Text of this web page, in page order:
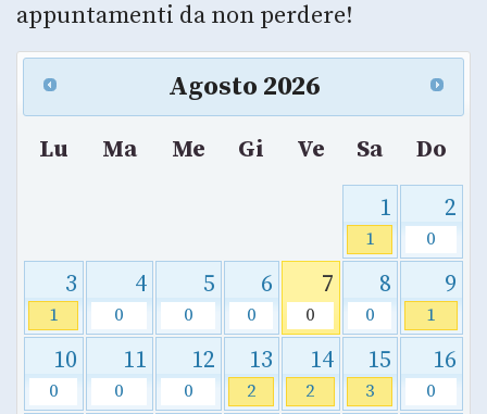
appuntamenti da non perdere!
Agosto 2026
Lu Ma Me Gi Ve Sa
Do
1
1
2
0
3
1
4
0
5
0
6
0
7
0
8
0
9
1
10
0
11
0
12
0
13
2
14
2
15
3
16
0